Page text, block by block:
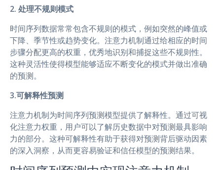
2. 处理不规则模式
时间序列数据常常包含不规则的模式，例如突然的峰值或
下降、季节性或趋势变化。注意力机制通过给相应的时间
步骤分配更高的权重，优秀地识别和捕捉这些不规则性。
这种灵活性使得模型能够适应不断变化的模式并做出准确
的预测。
3.可解释性预测
注意力机制为时间序列预测模型提供了解释性。通过可视
化注意力权重，用户可以了解历史数据中对预测最具影响
力的部分。这种可解释性有助于获得对预测背后驱动因素
的深入洞察，从而更容易验证和信任模型的预测结果。